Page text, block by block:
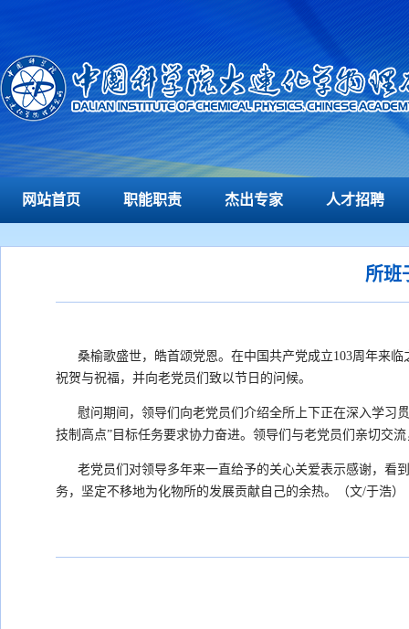
网站首页 职能职责 杰出专家 人才招聘
所班
桑榆歌盛世，皓首颂党恩。在中国共产党成立103周年来临
祝贺与祝福，并向老党员们致以节日的问候。
慰问期间，领导们向老党员们介绍全所上下正在深入学习
技制高点”目标任务要求协力奋进。领导们与老党员们亲切交
老党员们对领导多年来一直给予的关心关爱表示感谢，看
务，坚定不移地为化物所的发展贡献自己的余热。（文/于浩）